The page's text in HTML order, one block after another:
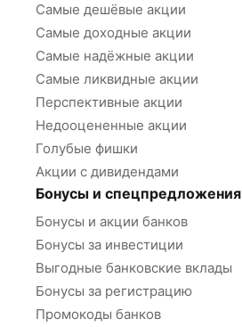
Самые дешёвые акции
Самые доходные акции
Самые надёжные акции
Самые ликвидные акции
Перспективные акции
Недооцененные акции
Голубые фишки
Акции с дивидендами
Бонусы и спецпредложения
Бонусы и акции банков
Бонусы за инвестиции
Выгодные банковские вклады
Бонусы за регистрацию
Промокоды банков